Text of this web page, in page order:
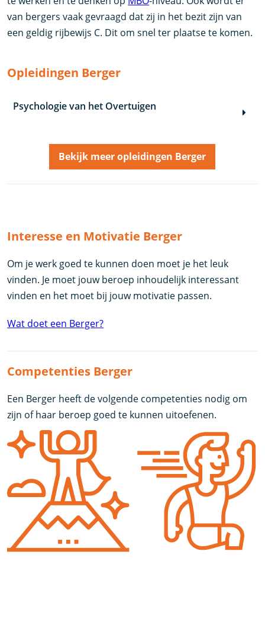
van bergers vaak gevraagd dat zij in het bezit zijn van
een geldig rijbewijs C. Dit om snel ter plaatse te komen.
Opleidingen Berger
Psychologie van het Overtuigen
Bekijk meer opleidingen Berger
Interesse en Motivatie Berger
Om je werk goed te kunnen doen moet je het leuk
vinden. Je moet jouw beroep inhoudelijk interessant
vinden en het moet bij jouw motivatie passen.
Wat doet een Berger?
Competenties Berger
Een Berger heeft de volgende competenties nodig om
zijn of haar beroep goed te kunnen uitoefenen.